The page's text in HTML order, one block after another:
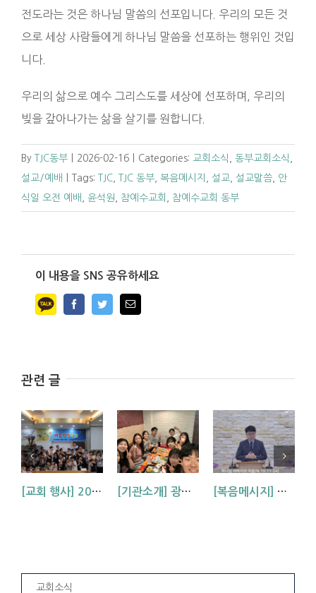
전도라는 것은 하나님 말씀의 선포입니다. 우리의 모든 것
으로 세상 사람들에게 하나님 말씀을 선포하는 행위인 것입
니다.
우리의 삶으로 예수 그리스도를 세상에 선포하며, 우리의
빚을 갚아나가는 삶을 살기를 원합니다.
By TJC동부 2026-02-16 Categories: 교회소식 동부교회소식
설교/예배
Tags: TJC TJC 동부 복음메시지 설교 설교말씀
안
식일 오전 예배
윤석원 참예수교회 참예수교회 동부
이 내용을 SNS 공유하세요
FacebookTwitterEmail
관련 글
[교회 행사] 2026 아동부 연합 여름성경학교 (부산, 거제, 대구) [기관소개] 광주교회 청년부를 소개합니다! [복음메시지] 하나님 아버지의 마음 (눅15:11~24)
교회소식